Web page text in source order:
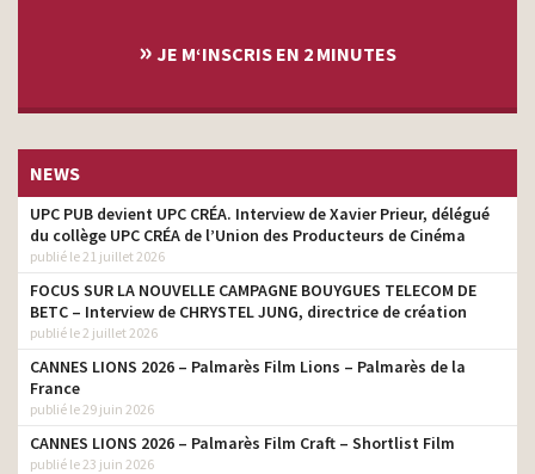
» JE M‘INSCRIS EN 2 MINUTES
NEWS
UPC PUB devient UPC CRÉA. Interview de Xavier Prieur, délégué
du collège UPC CRÉA de l’Union des Producteurs de Cinéma
publié le 21 juillet 2026
FOCUS SUR LA NOUVELLE CAMPAGNE BOUYGUES TELECOM DE
BETC – Interview de CHRYSTEL JUNG, directrice de création
publié le 2 juillet 2026
CANNES LIONS 2026 – Palmarès Film Lions – Palmarès de la
France
publié le 29 juin 2026
CANNES LIONS 2026 – Palmarès Film Craft – Shortlist Film
publié le 23 juin 2026